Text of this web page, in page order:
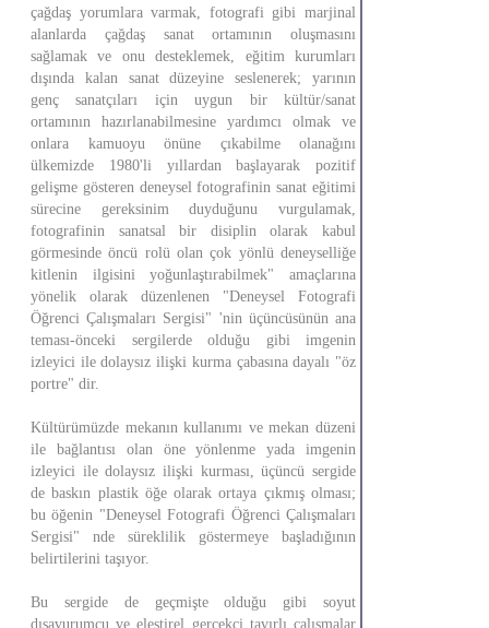
çağdaş yorumlara varmak, fotografi gibi marjinal
alanlarda çağdaş sanat ortamının oluşmasını
sağlamak ve onu desteklemek, eğitim kurumları
dışında kalan sanat düzeyine seslenerek; yarının
genç sanatçıları için uygun bir kültür/sanat
ortamının hazırlanabilmesine yardımcı olmak ve
onlara kamuoyu önüne çıkabilme olanağını
ülkemizde 1980'li yıllardan başlayarak pozitif
gelişme gösteren deneysel fotografinin sanat eğitimi
sürecine gereksinim duyduğunu vurgulamak,
fotografinin sanatsal bir disiplin olarak kabul
görmesinde öncü rolü olan çok yönlü deneyselliğe
kitlenin ilgisini yoğunlaştırabilmek" amaçlarına
yönelik olarak düzenlenen "Deneysel Fotografi
Öğrenci Çalışmaları Sergisi" 'nin üçüncüsünün ana
teması-önceki sergilerde olduğu gibi imgenin
izleyici ile dolaysız ilişki kurma çabasına dayalı "öz
portre" dir.
Kültürümüzde mekanın kullanımı ve mekan düzeni
ile bağlantısı olan öne yönlenme yada imgenin
izleyici ile dolaysız ilişki kurması, üçüncü sergide
de baskın plastik öğe olarak ortaya çıkmış olması;
bu öğenin "Deneysel Fotografi Öğrenci Çalışmaları
Sergisi" nde süreklilik göstermeye başladığının
belirtilerini taşıyor.
Bu sergide de geçmişte olduğu gibi soyut
dışavurumcu ve eleştirel gerçekçi tavırlı çalışmalar